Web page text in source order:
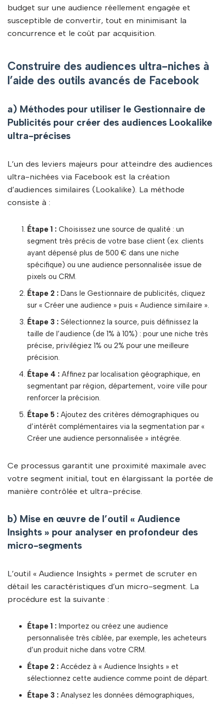
budget sur une audience réellement engagée et
susceptible de convertir, tout en minimisant la
concurrence et le coût par acquisition.
Construire des audiences ultra-niches à
l’aide des outils avancés de Facebook
a) Méthodes pour utiliser le Gestionnaire de
Publicités pour créer des audiences Lookalike
ultra-précises
L’un des leviers majeurs pour atteindre des audiences
ultra-nichées via Facebook est la création
d’audiences similaires (Lookalike). La méthode
consiste à :
Étape 1 : Choisissez une source de qualité : un
segment très précis de votre base client (ex. clients
ayant dépensé plus de 500 € dans une niche
spécifique) ou une audience personnalisée issue de
pixels ou CRM.
Étape 2 : Dans le Gestionnaire de publicités, cliquez
sur « Créer une audience » puis « Audience similaire ».
Étape 3 : Sélectionnez la source, puis définissez la
taille de l’audience (de 1% à 10%) : pour une niche très
précise, privilégiez 1% ou 2% pour une meilleure
précision.
Étape 4 : Affinez par localisation géographique, en
segmentant par région, département, voire ville pour
renforcer la précision.
Étape 5 : Ajoutez des critères démographiques ou
d’intérêt complémentaires via la segmentation par «
Créer une audience personnalisée » intégrée.
Ce processus garantit une proximité maximale avec
votre segment initial, tout en élargissant la portée de
manière contrôlée et ultra-précise.
b) Mise en œuvre de l’outil « Audience
Insights » pour analyser en profondeur des
micro-segments
L’outil « Audience Insights » permet de scruter en
détail les caractéristiques d’un micro-segment. La
procédure est la suivante :
Étape 1 : Importez ou créez une audience
personnalisée très ciblée, par exemple, les acheteurs
d’un produit niche dans votre CRM.
Étape 2 : Accédez à « Audience Insights » et
sélectionnez cette audience comme point de départ.
Étape 3 : Analysez les données démographiques,